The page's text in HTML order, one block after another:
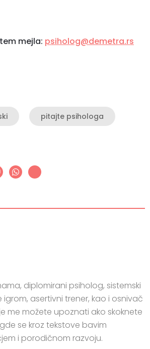
mejla: psiholog@demetra.rs
pitajte psihologa
diplomirani psiholog, sistemski
asertivni trener, kao i osnivač
me možete upoznati ako skoknete
se kroz tekstove bavim
i porodičnom razvoju.